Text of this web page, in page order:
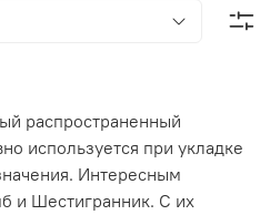
распространенный
используется при укладке
Интересным
и Шестигранник. С их